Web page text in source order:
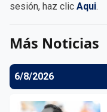
sesión, haz clic Aqui.
Más Noticias
6/8/2026